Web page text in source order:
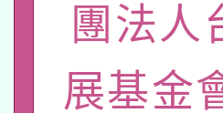
薪期間赴
轉知經濟
業技術研
115年8月
團法人
展基金